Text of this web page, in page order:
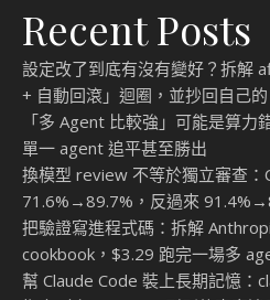
Recent Posts
設定改了到底有沒有變好？拆解
+ 自動回滾」迴圈，並抄回自己
「多 Agent 比較強」可能是算力
單一 agent 追平甚至勝出
換模型 review 不等於獨立審查：
71.6%→89.7%，反過來
把驗證寫進程式碼：拆解
cookbook，$3.29 跑完一場多
幫 Claude Code 裝上長期記憶：